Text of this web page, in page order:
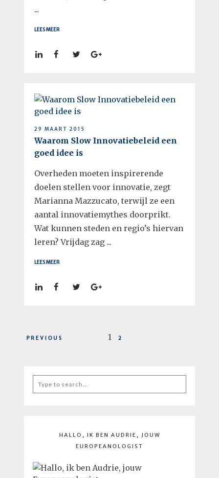
...
LEES MEER
29 MAART 2015
Waarom Slow Innovatiebeleid een
goed idee is
Overheden moeten inspirerende
doelen stellen voor innovatie, zegt
Marianna Mazzucato, terwijl ze een
aantal innovatiemythes doorprikt.
Wat kunnen steden en regio’s hiervan
leren? Vrijdag zag ...
LEES MEER
PREVIOUS Berichtnavigatie
1 2
Search
for:
HALLO, IK BEN AUDRIE, JOUW
EUROPEANOLOGIST